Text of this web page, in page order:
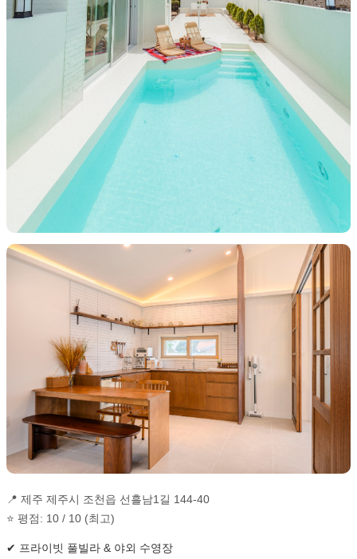
📍 제주 제주시 조천읍 선흘남1길 144-40
⭐ 평점: 10 / 10 (최고)
✔ 프라이빗 풀빌라 & 야외 수영장